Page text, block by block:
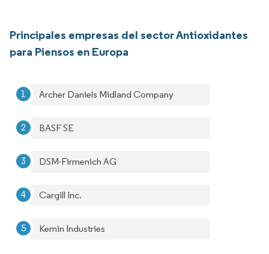
Principales empresas del sector Antioxidantes
para Piensos en Europa
Archer Daniels Midland Company
BASF SE
DSM-Firmenich AG
Cargill Inc.
Kemin Industries